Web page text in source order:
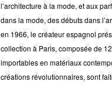
l’architecture à la mode, et aux
dans la mode, des débuts dans
en 1966, le créateur espagnol
collection à Paris, composée de
importables en matériaux
créations révolutionnaires, sont